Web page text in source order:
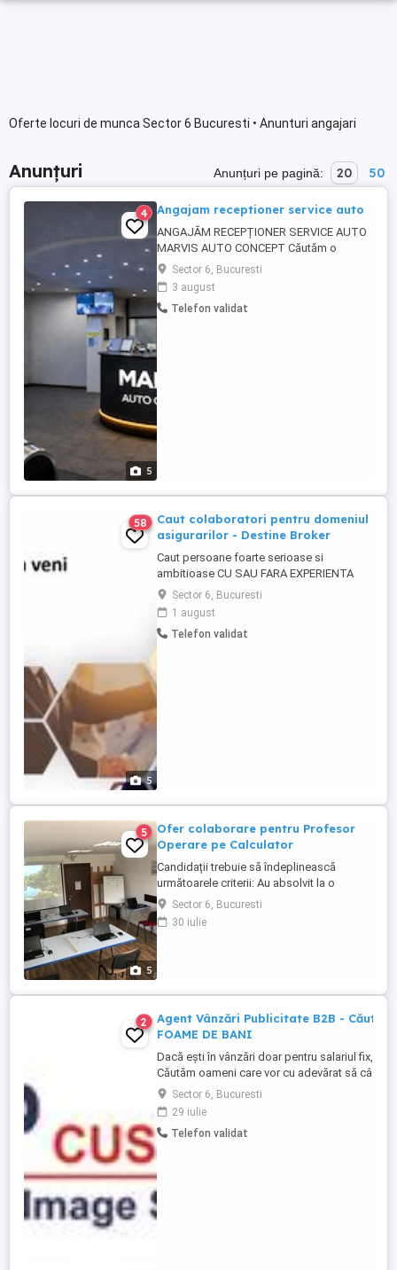
Oferte locuri de munca Sector 6 Bucuresti • Anunturi angajari
Anunțuri Anunțuri pe pagină: 20 50
5
4 Angajam receptioner service auto
ANGAJĂM RECEPȚIONER SERVICE AUTO
MARVIS AUTO CONCEPT Căutăm o
persoană serioasă și organizată pentru
postul de recepție service auto, în cadrul
echipei Marvis Auto Concept service
specializat exclusiv în recondiționarea
Sector 6, Bucuresti
3 august
Telefon validat
5
58
Caut colaboratori pentru domeniul
asigurarilor - Destine Broker
Caut persoane foarte serioase si
ambitioase CU SAU FARA EXPERIENTA
pentru a lucra in domeniul asigurarilor in
cadrul companiei Destine Broker pentru
postul de Consultant Asigurari. Puteti afla
mai multe despre aceasta societate direct
Sector 6, Bucuresti
1 august
Telefon validat
5
5
Ofer colaborare pentru Profesor
Operare pe Calculator
Candidații trebuie să îndeplinească
următoarele criterii: Au absolvit la o
Universitate cu bună recunoaștere în
mediul academic. Au deja rezultate in
domeniu Cunosc aprofundat materia și
Sector 6, Bucuresti
30 iulie
2
Agent Vânzări Publicitate B2B - Căutăm
FOAME DE BANI
Dacă ești în vânzări doar pentru salariul fix,
Căutăm oameni care vor cu adevărat să
să își depășească limitele. Salariu: intre 3000 -
COMISIOANE mari + BONUSURI Program: Full-
Program flexibil
Sector 6, Bucuresti
29 iulie
Telefon validat